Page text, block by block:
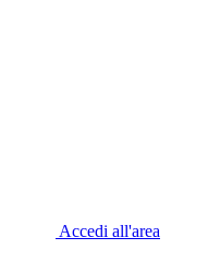
Accedi all'area